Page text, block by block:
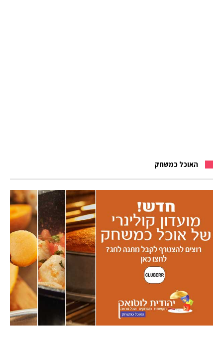
האוכל כמשחק